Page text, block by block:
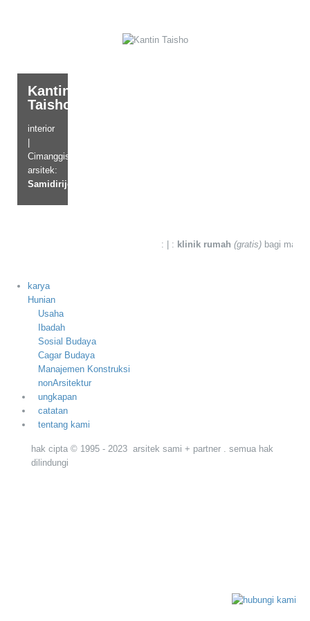
Kantin
Taisho
interior
|
Cimanggis
arsitek:
Samidirijono
: | : klinik rumah (gratis)bagi
karya
Hunian
Usaha
Ibadah
Sosial Budaya
Cagar Budaya
Manajemen Konstruksi
nonArsitektur
ungkapan
catatan
tentang kami
hak cipta © 1995 - 2023 arsitek sami + partner . semua hak
dilindungi